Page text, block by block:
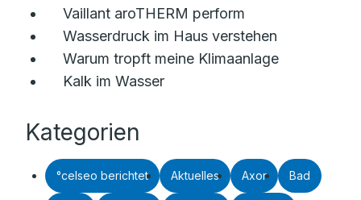
Vaillant aroTHERM perform
Wasserdruck im Haus verstehen
Warum tropft meine Klimaanlage
Kalk im Wasser
Kategorien
°celseo berichtet Aktuelles Axor Bad